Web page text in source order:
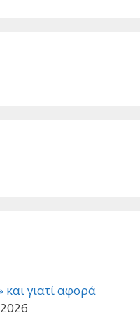
και γιατί αφορά